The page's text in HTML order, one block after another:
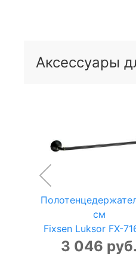
Аксессуары
см
Fixsen Luksor FX-
3 046 руб.